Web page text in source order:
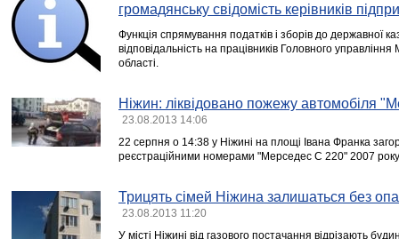
громадянську свідомість керівників
Функція спрямування податків і зборів до державної
відповідальність на працівників Головного управління
області.
Ніжин: ліквідовано пожежу автомобіля
23.08.2013 14:06
22 серпня о 14:38 у Ніжині на площі Івана Франка
реєстраційними номерами "Мерседес С 220" 2007 року
Трицять сімей Ніжина залишаться без
23.08.2013 11:20
У місті Ніжині від газового постачання відрізають